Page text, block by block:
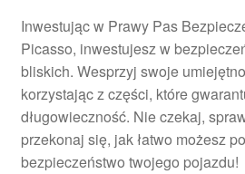
Zamówienia
Zasady i warunki
Inwestując w Prawy Pas
Picasso, inwestujesz w
bliskich. Wesprzyj swoje
korzystając z części, które
długowieczność. Nie czekaj,
przekonaj się, jak łatwo możesz
bezpieczeństwo twojego pojazdu!